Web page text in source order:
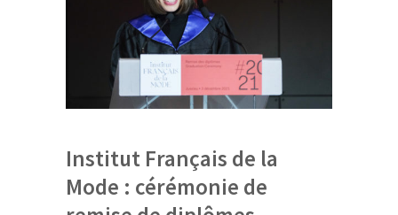
Institut Français de la
Mode : cérémonie de